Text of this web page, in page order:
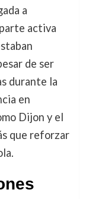
a
activa
de ser
durante la
en
Dijon y el
que reforzar